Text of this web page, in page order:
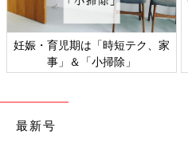
妊娠・育児期は「時短テク、家
事」＆「小掃除」
最新号